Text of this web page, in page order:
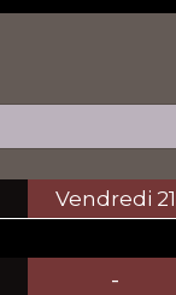
Vendredi 21
-